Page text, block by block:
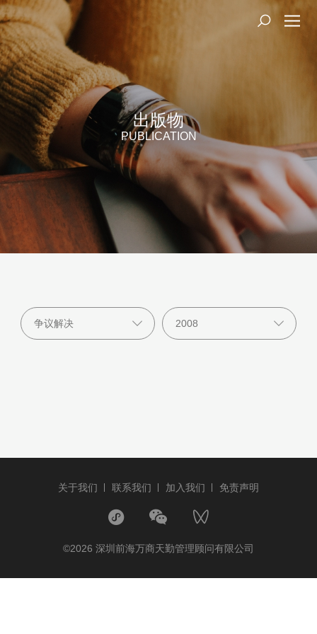
出版物
PUBLICATION
关于我们 联系我们 加入我们 免责声明
©2026 深圳前海万商天勤管理顾问有限公司